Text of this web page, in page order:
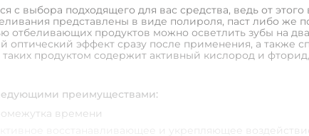
с выбора подходящего для вас средства, ведь от
представлены в виде полироля, паст либо же
продуктов можно осветлить зубы на
оптический эффект сразу после применения, а также
продуктом содержит активный кислород и
преимуществами:
времени
восстанавливающее и укрепляющее воздействие